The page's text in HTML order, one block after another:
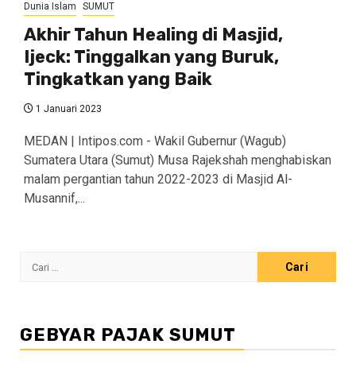
Dunia Islam SUMUT
Akhir Tahun Healing di Masjid,
Ijeck: Tinggalkan yang Buruk,
Tingkatkan yang Baik
1 Januari 2023
MEDAN | Intipos.com - Wakil Gubernur (Wagub)
Sumatera Utara (Sumut) Musa Rajekshah menghabiskan
malam pergantian tahun 2022-2023 di Masjid Al-
Musannif,...
Cari
GEBYAR PAJAK SUMUT